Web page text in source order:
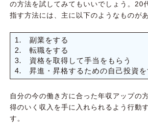
の方法を試してみてもいいでしょう。20
指す方法には、主に以下のようなものが
1. 副業をする
2. 転職をする
3. 資格を取得して手当をもらう
4. 昇進・昇格するための自己投資を
自分の今の働き方に合った年収アップの
得のいく収入を手に入れられるよう行動
す。